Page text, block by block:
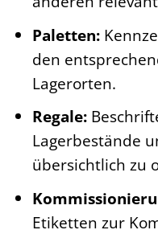
Paletten:
den
Lagerorten.
Regale:
Lagerbestände
übersichtlich zu
Etiketten zur